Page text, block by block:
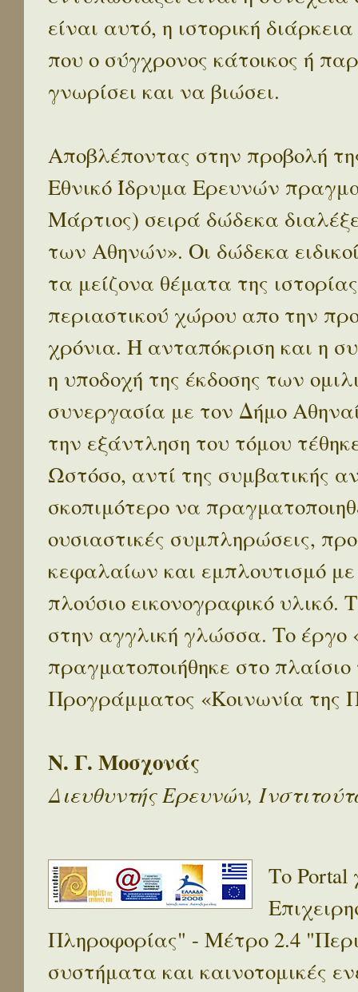
είναι αυτό, η ιστορική
που ο σύγχρονος κάτοικος ή
γνωρίσει και να βιώσει.
Αποβλέποντας στην προβολή
Εθνικό Ίδρυμα Ερευνών
Μάρτιος) σειρά δώδεκα
των Αθηνών». Οι δώδεκα
τα μείζονα θέματα της
περιαστικού χώρου απο την
χρόνια. Η ανταπόκριση και η
η υποδοχή της έκδοσης των
συνεργασία με τον Δήμο
την εξάντληση του τόμου
Ωστόσο, αντί της συμβατικής
σκοπιμότερο να
ουσιαστικές συμπληρώσεις,
κεφαλαίων και εμπλουτισμό
πλούσιο εικονογραφικό
στην αγγλική γλώσσα. Το
πραγματοποιήθηκε στο
Προγράμματος «Κοινωνία της
Ν. Γ. Μοσχονάς
Διευθυντής Ερευνών,
Το Portal
Πληροφορίας" - Μέτρο 2.4
συστήματα και καινοτομικές